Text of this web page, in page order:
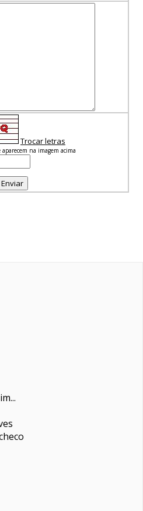
Trocar letras
na imagem acima